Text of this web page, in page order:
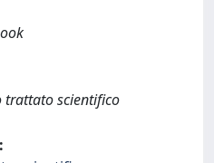
trattato scientifico